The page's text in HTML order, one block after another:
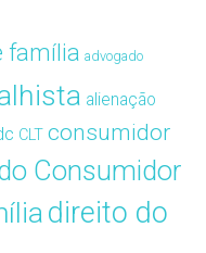
família advogado
alienação
CLT consumidor
Consumidor
direito do